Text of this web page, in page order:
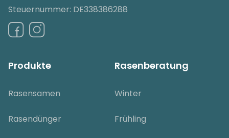
Steuernummer: DE338386288
Produkte
Rasensamen
Rasendünger
Rasenberatung
Winter
Frühling